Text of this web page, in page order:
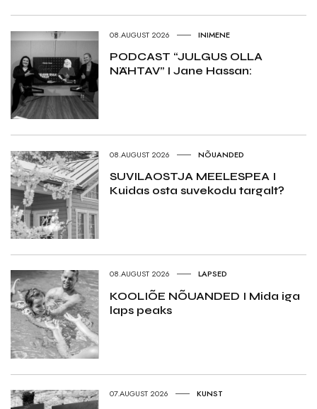
08.AUGUST 2026 INIMENE
PODCAST “JULGUS OLLA
NÄHTAV” I Jane Hassan:
08.AUGUST 2026 NÕUANDED
SUVILAOSTJA MEELESPEA I
Kuidas osta suvekodu targalt?
08.AUGUST 2026 LAPSED
KOOLIÕE NÕUANDED I Mida iga
laps peaks
07.AUGUST 2026 KUNST